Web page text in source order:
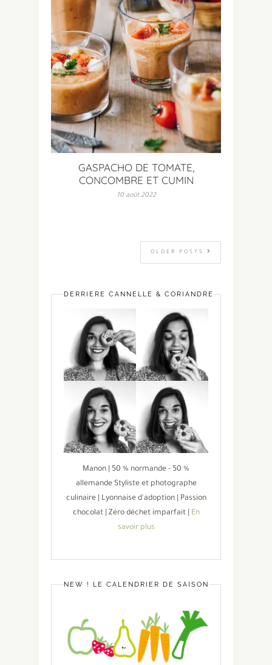
GASPACHO DE TOMATE,
CONCOMBRE ET CUMIN
10 août 2022
OLDER POSTS
DERRIÈRE CANNELLE & CORIANDRE
Manon | 50 % normande - 50 %
allemande Styliste et photographe
culinaire | Lyonnaise d'adoption | Passion
chocolat | Zéro déchet imparfait |
En
savoir plus
NEW ! LE CALENDRIER DE SAISON